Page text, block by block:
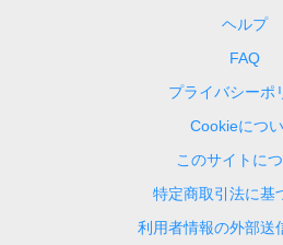
ヘルプ
FAQ
プライバシーポ
Cookieにつ
このサイトに
特定商取引法に基
利用者情報の外部送